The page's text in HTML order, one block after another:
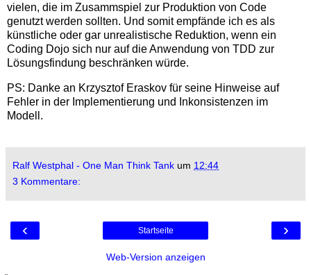
vielen, die im Zusammspiel zur Produktion von Code
genutzt werden sollten. Und somit empfände ich es als
künstliche oder gar unrealistische Reduktion, wenn ein
Coding Dojo sich nur auf die Anwendung von TDD zur
Lösungsfindung beschränken würde.
PS: Danke an Krzysztof Eraskov für seine Hinweise auf
Fehler in der Implementierung und Inkonsistenzen im
Modell.
Ralf Westphal - One Man Think Tank um 12:44
3 Kommentare:
‹ ›
Startseite
Web-Version anzeigen